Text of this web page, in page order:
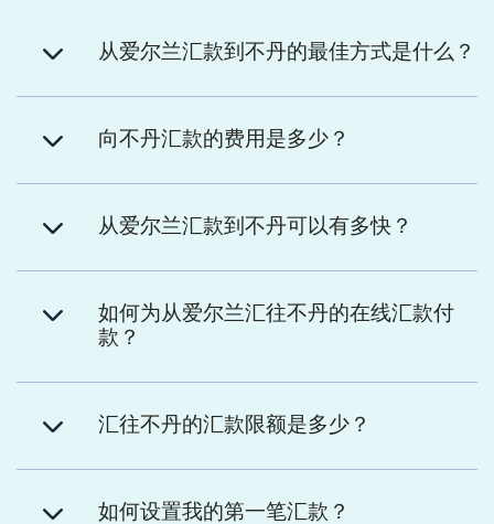
从爱尔兰汇款到不丹的最佳方式是什么？
向不丹汇款的费用是多少？
从爱尔兰汇款到不丹可以有多快？
如何为从爱尔兰汇往不丹的在线汇款付
款？
汇往不丹的汇款限额是多少？
如何设置我的第一笔汇款？